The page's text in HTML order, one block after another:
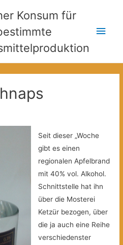
Konsum für
Seit dieser „Woche
gibt es einen
regionalen Apfelbrand
mit 40% vol. Alkohol.
Schnittstelle hat ihn
über die Mosterei
Ketzür bezogen, über
die ja auch eine Reihe
verschiedenster